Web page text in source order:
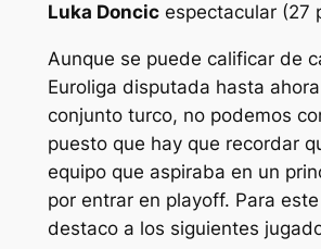
Luka Doncicespectacular (27
Aunque se puede calificar de
Euroliga disputada hasta
conjunto turco, no podemos
puesto que hay que recordar
equipo que aspiraba en un
por entrar en playoff. Para
destaco a los siguientes